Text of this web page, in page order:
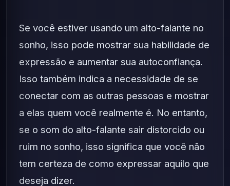
Se você estiver usando um alto-falante no
sonho, isso pode mostrar sua habilidade de
expressão e aumentar sua autoconfiança.
Isso também indica a necessidade de se
conectar com as outras pessoas e mostrar
a elas quem você realmente é. No entanto,
se o som do alto-falante sair distorcido ou
ruim no sonho, isso significa que você não
tem certeza de como expressar aquilo que
deseja dizer.